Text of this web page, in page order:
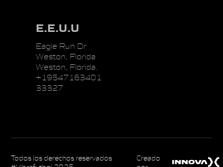
E.E.U.U
Eagle Run Dr
Weston, Florida
Weston, Florida.
+19547163401
33327
Todos los derechos reservados
Creado